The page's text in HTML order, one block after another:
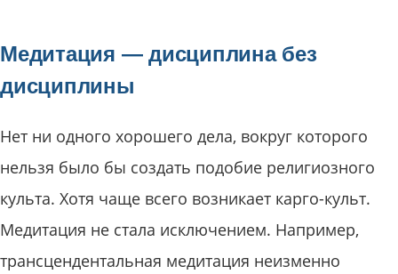
Медитация — дисциплина без
дисциплины
Нет ни одного хорошего дела, вокруг которого
нельзя было бы создать подобие религиозного
культа. Хотя чаще всего возникает карго-культ.
Медитация не стала исключением. Например,
трансцендентальная медитация неизменно